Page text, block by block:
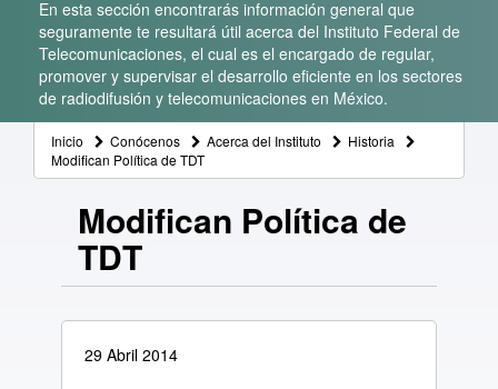
En esta sección encontrarás información general que
seguramente te resultará útil acerca del Instituto Federal de
Telecomunicaciones, el cual es el encargado de regular,
promover y supervisar el desarrollo eficiente en los sectores
de radiodifusión y telecomunicaciones en México.
Inicio Conócenos Acerca del Instituto
Historia
Modifican Política de TDT
Modifican Política de
TDT
29 Abril 2014